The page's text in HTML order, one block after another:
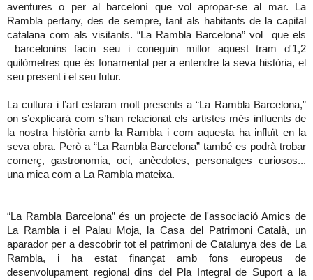
aventures o per al barceloní que vol apropar-se al mar. La
Rambla pertany, des de sempre, tant als habitants de la capital
catalana com als visitants. “La Rambla Barcelona” vol que els
barcelonins facin seu i coneguin millor aquest tram d'1,2
quilòmetres que és fonamental per a entendre la seva història, el
seu present i el seu futur.
La cultura i l’art estaran molt presents a “La Rambla Barcelona,”
on s’explicarà com s’han relacionat els artistes més influents de
la nostra història amb la Rambla i com aquesta ha influït en la
seva obra. Però a “La Rambla Barcelona” també es podrà trobar
comerç, gastronomia, oci, anècdotes, personatges curiosos...
una mica com a La Rambla mateixa.
“La Rambla Barcelona” és un projecte de l'associació Amics de
La Rambla i el Palau Moja, la Casa del Patrimoni Català, un
aparador per a descobrir tot el patrimoni de Catalunya des de La
Rambla, i ha estat finançat amb fons europeus de
desenvolupament regional dins del Pla Integral de Suport a la